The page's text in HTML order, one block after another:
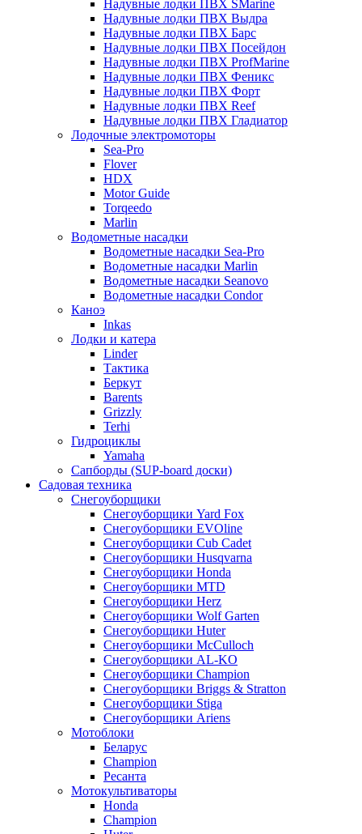
Надувные лодки ПВХ SMarine
Надувные лодки ПВХ Выдра
Надувные лодки ПВХ Барс
Надувные лодки ПВХ Посейдон
Надувные лодки ПВХ ProfMarine
Надувные лодки ПВХ Феникс
Надувные лодки ПВХ Форт
Надувные лодки ПВХ Reef
Надувные лодки ПВХ Гладиатор
Лодочные электромоторы
Sea-Pro
Flover
HDX
Motor Guide
Torqeedo
Marlin
Водометные насадки
Водометные насадки Sea-Pro
Водометные насадки Marlin
Водометные насадки Seanovo
Водометные насадки Condor
Каноэ
Inkas
Лодки и катера
Linder
Тактика
Беркут
Barents
Grizzly
Terhi
Гидроциклы
Yamaha
Сапборды (SUP-board доски)
Садовая техника
Снегоуборщики
Снегоуборщики Yard Fox
Снегоуборщики EVOline
Снегоуборщики Cub Cadet
Снегоуборщики Husqvarna
Снегоуборщики Honda
Снегоуборщики MTD
Снегоуборщики Herz
Снегоуборщики Wolf Garten
Снегоуборщики Huter
Снегоуборщики McCulloch
Снегоуборщики AL-KO
Снегоуборщики Champion
Снегоуборщики Briggs & Stratton
Снегоуборщики Stiga
Снегоуборщики Ariens
Мотоблоки
Беларус
Champion
Ресанта
Мотокультиваторы
Honda
Champion